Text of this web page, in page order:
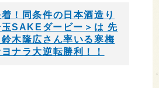
！同条件の日本酒造り
SAKEダービー＞は 先
木隆広さん率いる寒梅
ナラ大逆転勝利！！